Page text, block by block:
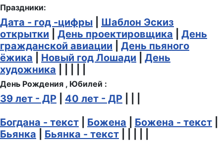
Праздники:
Дата - год -цифры
Шаблон Эскиз
открытки
День проектировщика
День
гражданской авиации
День пьяного
ёжика
Новый год Лошади
День
художника
День Рождения , Юбилей :
39 лет - ДР 40 лет - ДР
Богдана - текст
Божена Божена - текст
Бьянка
Бьянка - текст